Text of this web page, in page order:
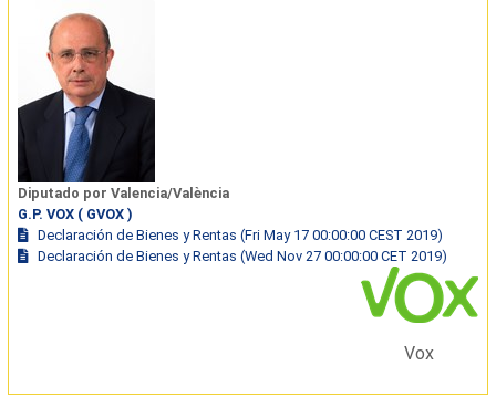
Diputado por Valencia/València
G.P. VOX ( GVOX )
Declaración de Bienes y Rentas (Fri May 17 00:00:00 CEST 2019)
Declaración de Bienes y Rentas (Wed Nov 27 00:00:00 CET 2019)
Vox